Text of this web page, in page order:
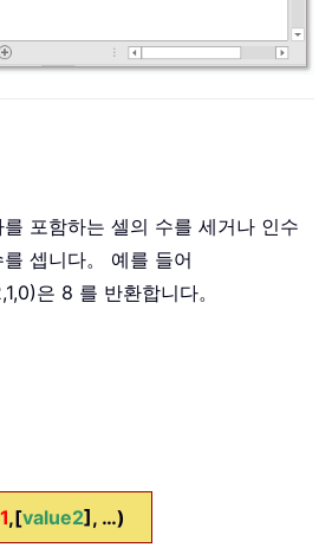
포함하는 셀의 수를 세거나 인수
셉니다。 예를 들어
은 8 를 반환합니다。
,[value2], …)